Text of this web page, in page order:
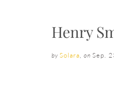
Henry
by Solara on Sep.